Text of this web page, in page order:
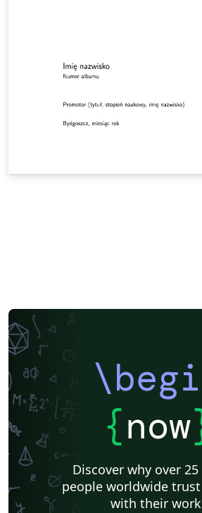
{now
Discover why over
people worldwide
with their